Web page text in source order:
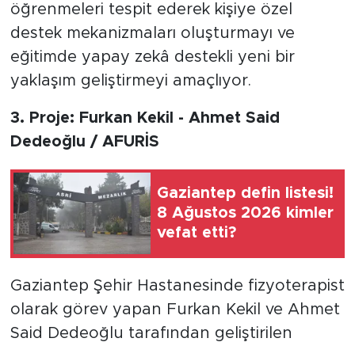
öğrenmeleri tespit ederek kişiye özel
destek mekanizmaları oluşturmayı ve
eğitimde yapay zekâ destekli yeni bir
yaklaşım geliştirmeyi amaçlıyor.
3. Proje: Furkan Kekil - Ahmet Said
Dedeoğlu / AFURİS
Gaziantep defin listesi!
8 Ağustos 2026 kimler
vefat etti?
Gaziantep Şehir Hastanesinde fizyoterapist
olarak görev yapan Furkan Kekil ve Ahmet
Said Dedeoğlu tarafından geliştirilen